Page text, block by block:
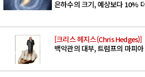
은하수의 크기, 예상보다 10%
[크리스 헤지스(Chris Hedges)]
백악관의 대부, 트럼프의 마피